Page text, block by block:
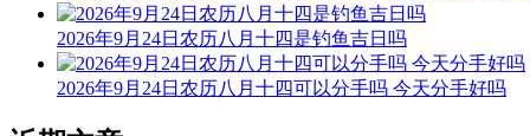
2026年9月24日农历八月十四是钓鱼吉日吗
2026年9月24日农历八月十四可以分手吗 今天分手好吗